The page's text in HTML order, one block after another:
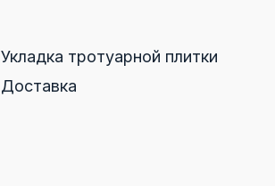
Укладка тротуарной плитки
Доставка